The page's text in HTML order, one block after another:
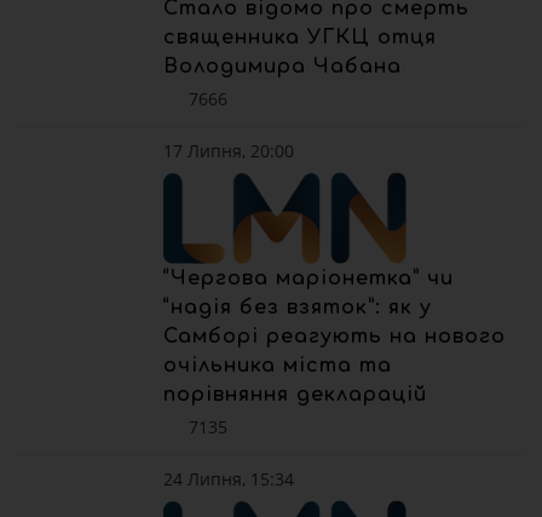
Стало відомо про смерть
священника УГКЦ отця
Володимира Чабана
7666
17 Липня, 20:00
“Чергова маріонетка” чи
“надія без взяток”: як у
Самборі реагують на нового
очільника міста та
порівняння декларацій
7135
24 Липня, 15:34